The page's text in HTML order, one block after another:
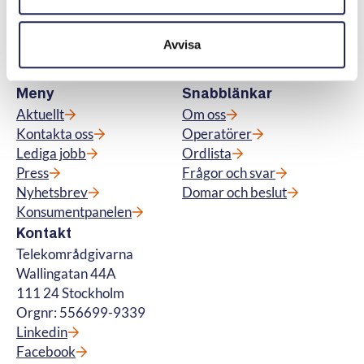
Avvisa
abonnemang för tv, telefoni, bredband samt
betalteletjänster. © Telekområdgivarna
2025
Meny
Aktuellt
Kontakta oss
Lediga jobb
Press
Nyhetsbrev
Konsumentpanelen
Snabblänkar
Om oss
Operatörer
Ordlista
Frågor och svar
Domar och beslut
Kontakt
Telekområdgivarna
Wallingatan 44A
111 24 Stockholm
Orgnr: 556699-9339
Linkedin
Facebook